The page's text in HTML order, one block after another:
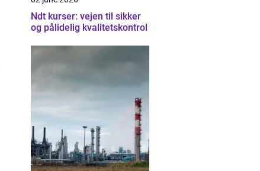
Ndt kurser: vejen til sikker
og pålidelig kvalitetskontrol